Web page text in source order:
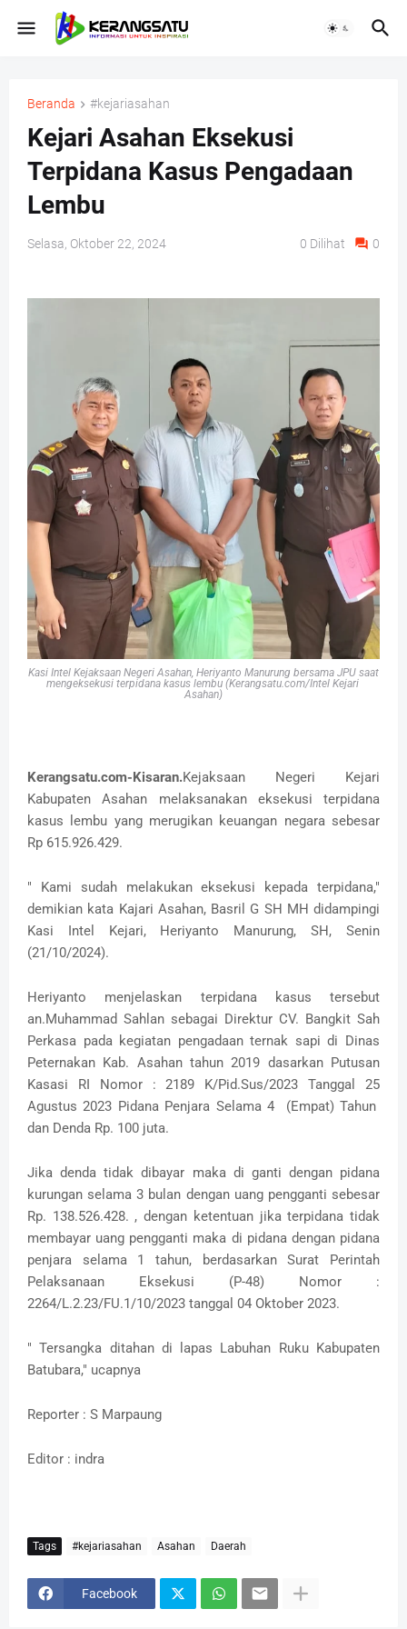
Beranda #kejariasahan
Kejari Asahan Eksekusi
Terpidana Kasus Pengadaan
Lembu
Selasa, Oktober 22, 2024 0 Dilihat 0
Kasi Intel Kejaksaan Negeri Asahan, Heriyanto Manurung bersama JPU saat
mengeksekusi terpidana kasus lembu (Kerangsatu.com/Intel Kejari
Asahan)
Kerangsatu.com-Kisaran.Kejaksaan Negeri Kejari
Kabupaten Asahan melaksanakan eksekusi terpidana
kasus lembu yang merugikan keuangan negara sebesar
Rp 615.926.429.
" Kami sudah melakukan eksekusi kepada terpidana,"
demikian kata Kajari Asahan, Basril G SH MH didampingi
Kasi Intel Kejari, Heriyanto Manurung, SH, Senin
(21/10/2024).
Heriyanto menjelaskan terpidana kasus tersebut
an.Muhammad Sahlan sebagai Direktur CV. Bangkit Sah
Perkasa pada kegiatan pengadaan ternak sapi di Dinas
Peternakan Kab. Asahan tahun 2019 dasarkan Putusan
Kasasi RI Nomor : 2189 K/Pid.Sus/2023 Tanggal 25
Agustus 2023 Pidana Penjara Selama 4 (Empat) Tahun
dan Denda Rp. 100 juta.
Jika denda tidak dibayar maka di ganti dengan pidana
kurungan selama 3 bulan dengan uang pengganti sebesar
Rp. 138.526.428. , dengan ketentuan jika terpidana tidak
membayar uang pengganti maka di pidana dengan pidana
penjara selama 1 tahun, berdasarkan Surat Perintah
Pelaksanaan Eksekusi (P-48) Nomor :
2264/L.2.23/FU.1/10/2023 tanggal 04 Oktober 2023.
" Tersangka ditahan di lapas Labuhan Ruku Kabupaten
Batubara," ucapnya
Reporter : S Marpaung
Editor : indra
Tags #kejariasahan Asahan Daerah
Facebook